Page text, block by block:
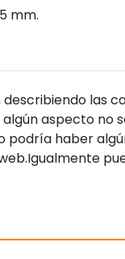
mm.
describiendo las
aspecto no
podría haber